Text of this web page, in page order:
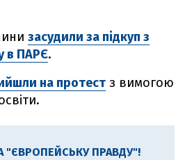
засудили за підкуп з
в ПАРЄ.
на протест з вимогою
"ЄВРОПЕЙСЬКУ ПРАВДУ"!